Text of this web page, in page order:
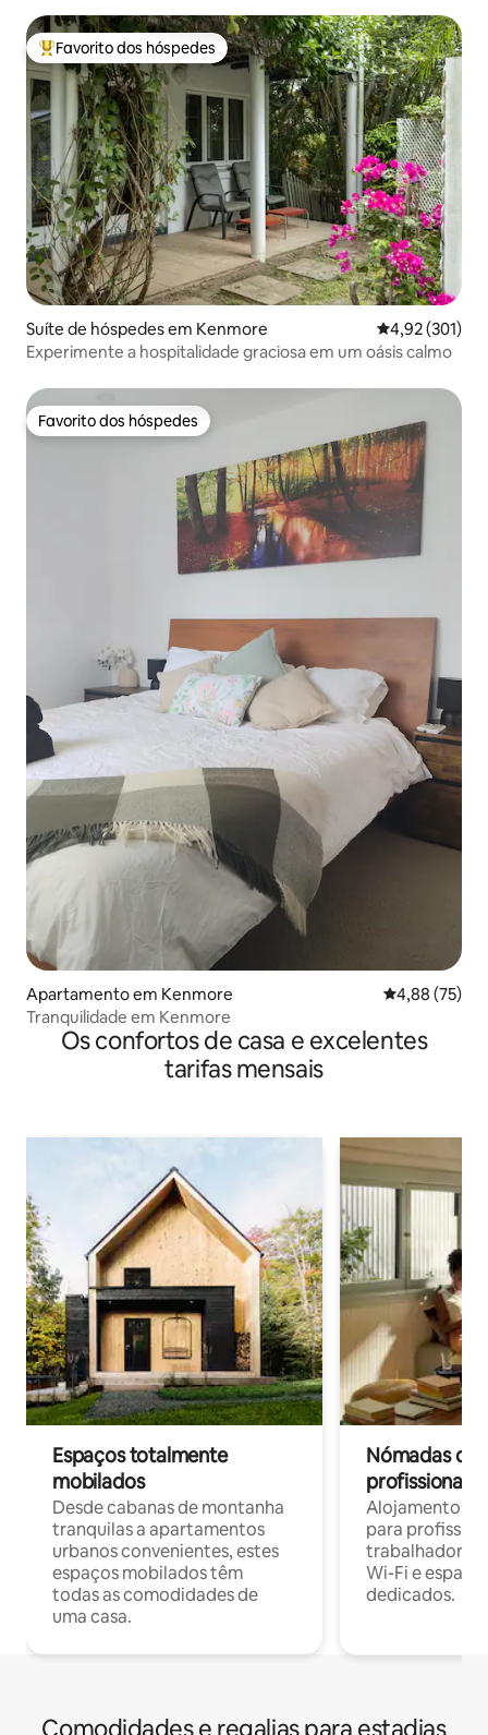
Favoritos dos hóspedes mais apreciados
Favorito dos hóspedes
Suíte de hóspedes em Kenmore Classificação
4,92 (301)
Experimente a hospitalidade graciosa em um oásis calmo
Favorito dos hóspedes
Favorito dos hóspedes
Apartamento em Kenmore Classificação
4,88 (75)
Tranquilidade em Kenmore
Os confortos de casa e excelentes
tarifas mensais
Espaços totalmente
mobilados
Desde cabanas de montanha
tranquilas a apartamentos
urbanos convenientes, estes
espaços mobilados têm
todas as comodidades de
uma casa.
Nómadas
profissionais
Alojamentos
para
trabalhadores
Wi-Fi e
dedicados.
Comodidades e regalias para estadias